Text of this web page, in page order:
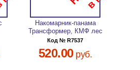
Накомарник-панама
Трансформер, КМФ лес
Код № R7537
520.00руб.